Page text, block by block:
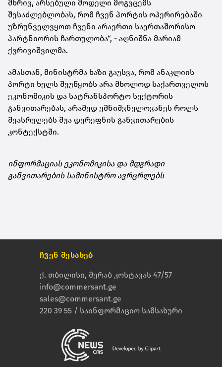
მხრივ, არსებული მოდელი მოგვცემს
შესაძლებლობას, რომ ჩვენ პორტის ოპერირებაში
უზრუნველვყოთ ჩვენი არაერთი საერთაშორისო
პარტნიორის ჩართულობა“, - აღნიშნა მარიამ
ქვრივიშვილმა.
ამასთან, მინისტრმა ხაზი გაუსვა, რომ ანაკლიის
პორტი ხელს შეუწყობს არა მხოლოდ საქართველოს
ეკონომიკის და სატრანსპორტო სექტორის
განვითარებას, არამედ უმნიშვნელოვანეს როლს
შეასრულებს შუა დერეფნის განვითარების
კონტექსტში.
ინფორმაციას ეკონომიკისა და მდგრადი
განვითარების სამინისტრო ავრცრლებს
ჩვენ შესახებ
ქ. თბილისი, მერაბ კოსტავას 47/57
info@commersant.ge
sales@commersant.ge
220 39 55 / საინფორმაციო სამსახური